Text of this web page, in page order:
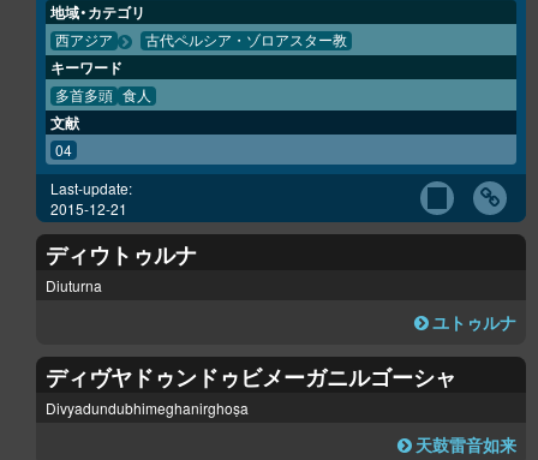
地域・カテゴリ
西アジア 古代ペルシア・ゾロアスター教
キーワード
多首多頭 食人
文献
04
Last-update:
2015-12-21
ディウトゥルナ
Diuturna
ユトゥルナ
ディヴヤドゥンドゥビメーガニルゴーシャ
Divyadundubhimeghanirghoṣa
天鼓雷音如来